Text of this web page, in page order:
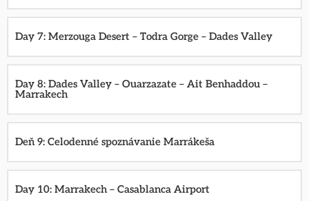
Day 7: Merzouga Desert – Todra Gorge – Dades Valley
Day 8: Dades Valley – Ouarzazate – Ait Benhaddou –
Marrakech
Deň 9: Celodenné spoznávanie Marrákeša
Day 10: Marrakech – Casablanca Airport